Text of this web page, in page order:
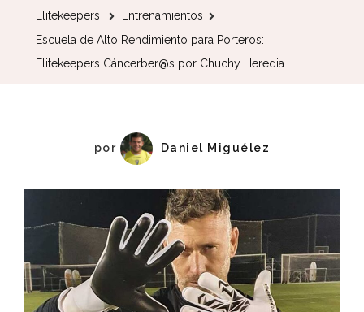
Heredia
Elitekeepers
Entrenamientos
Escuela de Alto Rendimiento para Porteros:
Elitekeepers Cáncerber@s por Chuchy Heredia
por Daniel Miguélez